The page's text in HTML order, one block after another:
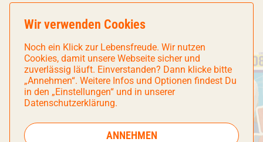
WEITERE KURZNACHRICHTEN
Wir verwenden Cookies
Noch ein Klick zur Lebensfreude. Wir nutzen
Cookies, damit unsere Webseite sicher und
zuverlässig läuft. Einverstanden? Dann klicke bitte
„Annehmen“. Weitere Infos und Optionen findest Du
in den „Einstellungen“ und in unserer
Datenschutzerklärung.
ANNEHMEN